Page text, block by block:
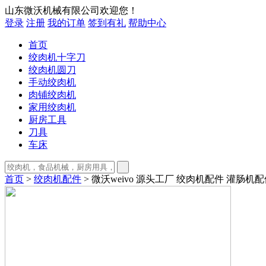
山东微沃机械有限公司欢迎您！
登录 注册 我的订单 签到有礼 帮助中心
首页
绞肉机十字刀
绞肉机圆刀
手动绞肉机
肉铺绞肉机
家用绞肉机
厨房工具
刀具
车床
首页 > 绞肉机配件 > 微沃weivo 源头工厂 绞肉机配件 灌肠机